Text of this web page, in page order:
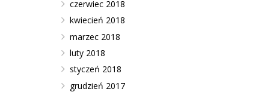
czerwiec 2018
kwiecień 2018
marzec 2018
luty 2018
styczeń 2018
grudzień 2017